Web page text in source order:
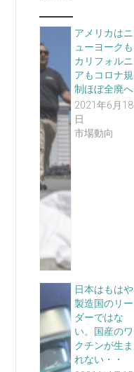
アメリカはニ
ューヨークも
カリフォルニ
アもコロナ規
制ほぼ全廃へ
2021年6月18
日
市場動向
日本はもはや
製造国のリー
ダーではな
い。国産のワ
クチンが生ま
れない・・